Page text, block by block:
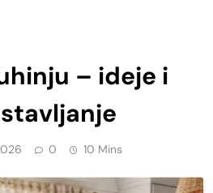
– ideje i
0 10 Mins